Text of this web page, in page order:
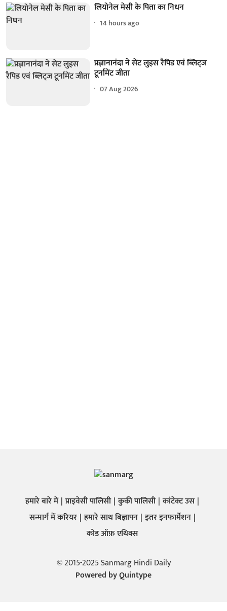
लियोनेल मेसी के पिता का निधन
14 hours ago
प्रज्ञानानंदा ने सेंट लुइस रैपिड एवं ब्लिट्ज
टूर्नामेंट जीता
07 Aug 2026
हमारे बारे में प्राइवेसी पालिसी कुकी पालिसी कांटेक्ट उस
सन्मार्ग में करियर हमारे साथ बिज्ञापन इतर इनफार्मेशन
कोड ऑफ़ एथिक्स
© 2015-2025 Sanmarg Hindi Daily
Powered byQuintype